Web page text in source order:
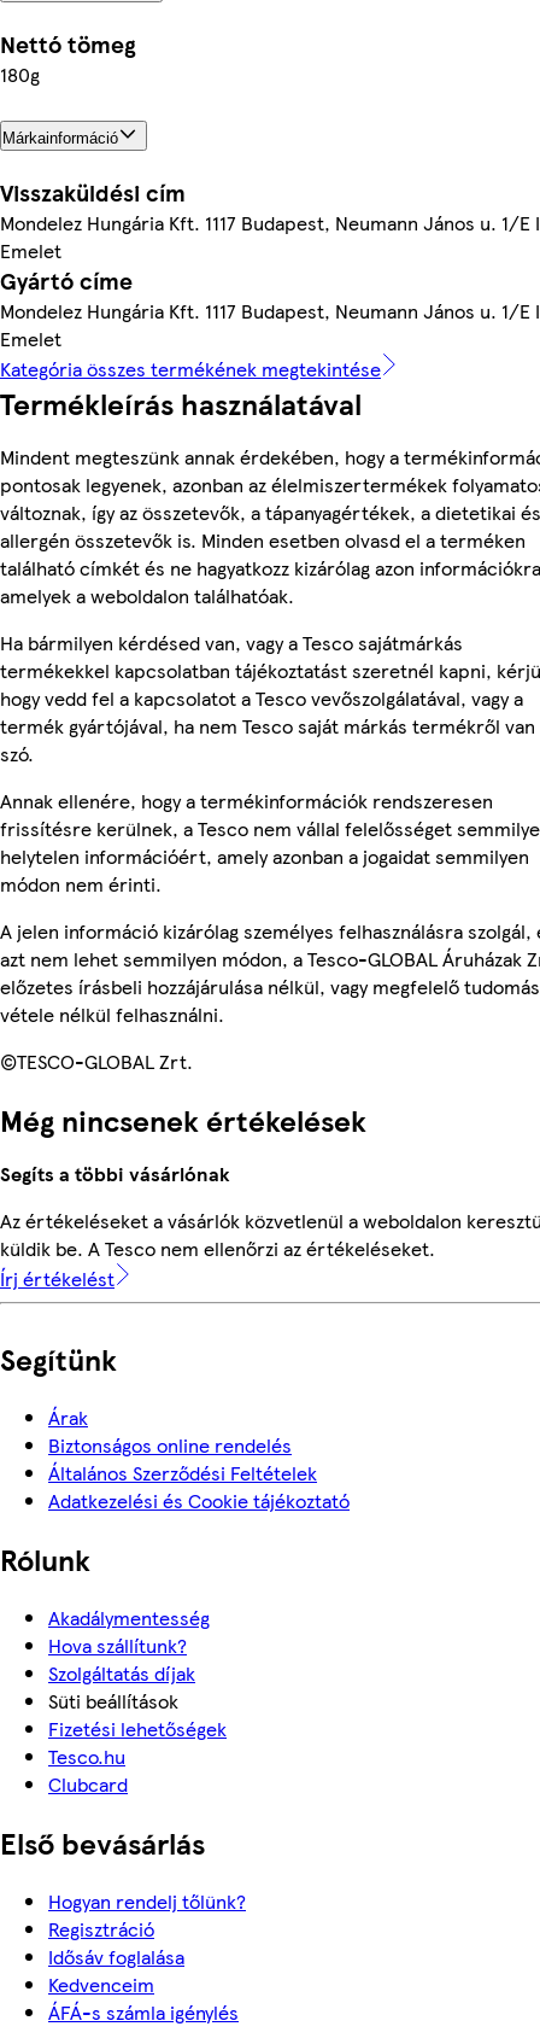
Nettó tömeg
180g
Márkainformáció
Visszaküldési cím
Mondelez Hungária Kft. 1117 Budapest, Neumann János u. 1/E
Emelet
Gyártó címe
Mondelez Hungária Kft. 1117 Budapest, Neumann János u. 1/E
Emelet
Kategória összes termékének megtekintése
Termékleírás használatával
Mindent megteszünk annak érdekében, hogy a
pontosak legyenek, azonban az élelmiszertermékek
változnak, így az összetevők, a tápanyagértékek, a dietetikai és
allergén összetevők is. Minden esetben olvasd el a terméken
található címkét és ne hagyatkozz kizárólag azon
amelyek a weboldalon találhatóak.
Ha bármilyen kérdésed van, vagy a Tesco sajátmárkás
termékekkel kapcsolatban tájékoztatást szeretnél kapni,
hogy vedd fel a kapcsolatot a Tesco vevőszolgálatával, vagy a
termék gyártójával, ha nem Tesco saját márkás termékről van
szó.
Annak ellenére, hogy a termékinformációk rendszeresen
frissítésre kerülnek, a Tesco nem vállal felelősséget
helytelen információért, amely azonban a jogaidat semmilyen
módon nem érinti.
A jelen információ kizárólag személyes felhasználásra szolgál,
azt nem lehet semmilyen módon, a Tesco-GLOBAL Áruházak
előzetes írásbeli hozzájárulása nélkül, vagy megfelelő
vétele nélkül felhasználni.
©TESCO-GLOBAL Zrt.
Még nincsenek értékelések
Segíts a többi vásárlónak
Az értékeléseket a vásárlók közvetlenül a weboldalon
küldik be. A Tesco nem ellenőrzi az értékeléseket.
Írj értékelést
Segítünk
Árak
Biztonságos online rendelés
Általános Szerződési Feltételek
Adatkezelési és Cookie tájékoztató
Rólunk
Akadálymentesség
Hova szállítunk?
Szolgáltatás díjak
Süti beállítások
Fizetési lehetőségek
Tesco.hu
Clubcard
Első bevásárlás
Hogyan rendelj tőlünk?
Regisztráció
Idősáv foglalása
Kedvenceim
ÁFÁ-s számla igénylés